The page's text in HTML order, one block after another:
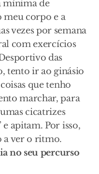
mínima de
meu corpo e a
vezes por semana
com exercícios
das
tento ir ao ginásio
que tenho
marchar, para
cicatrizes
apitam. Por isso,
a ver o ritmo.
no seu percurso